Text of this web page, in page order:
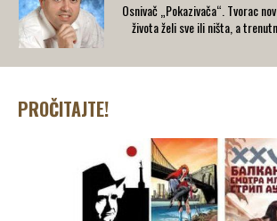
Osnivač „Pokazivača“. Tvorac
života želi sve ili ništa, a
PROČITAJTE!